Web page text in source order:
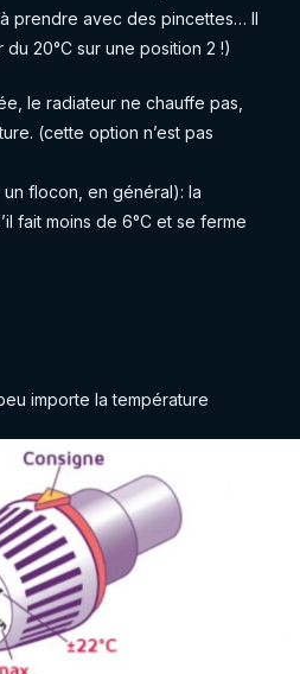
prendre avec des pincettes… Il
20°C sur une position 2 !)
le radiateur ne chauffe pas,
(cette option n’est pas
flocon, en général): la
fait moins de 6°C et se ferme
importe la température